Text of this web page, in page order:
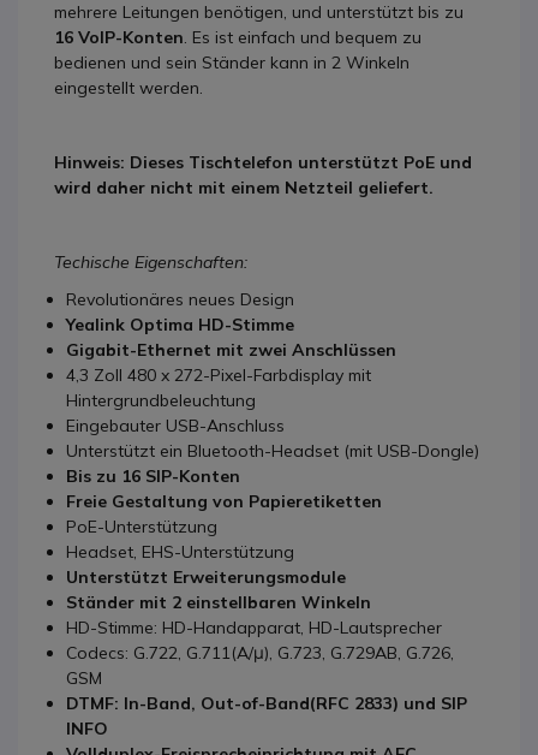
mehrere Leitungen benötigen, und unterstützt bis zu
16 VoIP-Konten. Es ist einfach und bequem zu
bedienen und sein Ständer kann in 2 Winkeln
eingestellt werden.
Hinweis: Dieses Tischtelefon unterstützt PoE und
wird daher nicht mit einem Netzteil geliefert.
Techische Eigenschaften:
Revolutionäres neues Design
Yealink Optima HD-Stimme
Gigabit-Ethernet mit zwei Anschlüssen
4,3 Zoll 480 x 272-Pixel-Farbdisplay mit
Hintergrundbeleuchtung
Eingebauter USB-Anschluss
Unterstützt ein Bluetooth-Headset (mit USB-Dongle)
Bis zu 16 SIP-Konten
Freie Gestaltung von Papieretiketten
PoE-Unterstützung
Headset, EHS-Unterstützung
Unterstützt Erweiterungsmodule
Ständer mit 2 einstellbaren Winkeln
HD-Stimme: HD-Handapparat, HD-Lautsprecher
Codecs: G.722, G.711(A/μ), G.723, G.729AB, G.726,
GSM
DTMF: In-Band, Out-of-Band(RFC 2833) und SIP
INFO